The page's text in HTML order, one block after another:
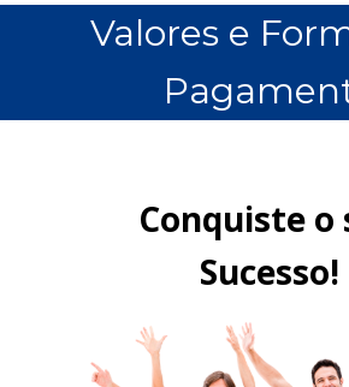
Valores e
Conquiste o
Sucesso!